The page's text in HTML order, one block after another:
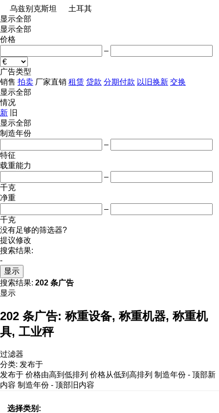
乌兹别克斯坦
土耳其
显示全部
显示全部
价格
–
广告类型
销售 拍卖 厂家直销 租赁 贷款 分期付款 以旧换新 交换
显示全部
情况
新
旧
显示全部
制造年份
–
特征
载重能力
–
千克
净重
–
千克
没有足够的筛选器?
提议修改
搜索结果:
-
显示
搜索结果: 202 条广告
显示
202 条广告: 称重设备, 称重机器, 称重机
具, 工业秤
过滤器
分类: 发布于
发布于 价格由高到低排列 价格从低到高排列 制造年份 - 顶部新
内容 制造年份 - 顶部旧内容
选择类别: